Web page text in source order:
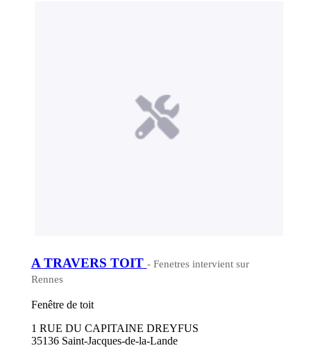
A TRAVERS TOIT - Fenetres intervient sur
Rennes
Fenêtre de toit
1 RUE DU CAPITAINE DREYFUS
35136 Saint-Jacques-de-la-Lande